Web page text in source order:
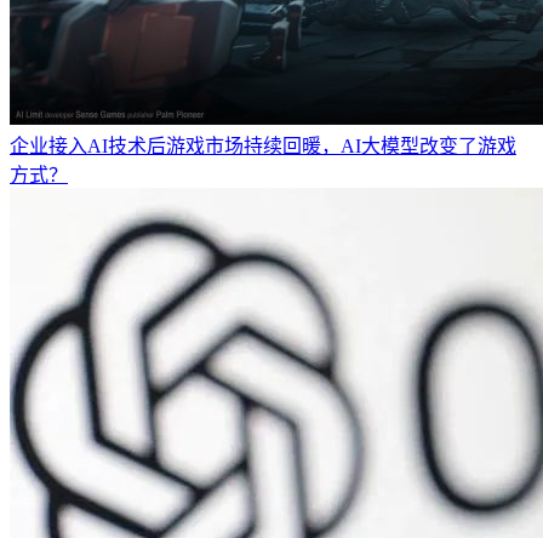
企业接入AI技术后游戏市场持续回暖，AI大模型改变了游戏
方式？